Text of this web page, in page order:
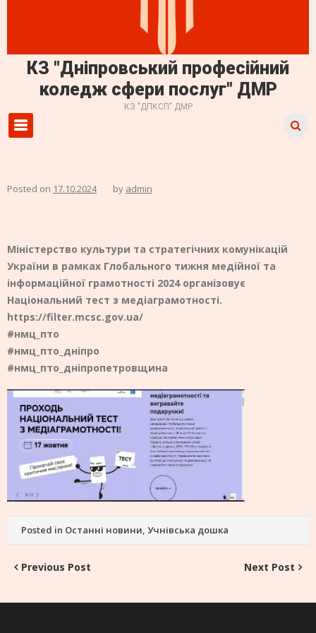
КЗ "Дніпровський професійний
коледж сфери послуг" ДМР
КЗ "ДПКСП" ДМР
Posted on 17.10.2024 by admin
Міністерство культури та стратегічних комунікацій
України в рамках Глобального тижня медійної та
інформаційної грамотності 2024 організовує
Національний тест з медіаграмотності.
https://filter.mcsc.gov.ua/
#нмц_пто
#нмц_пто_дніпро
#нмц_пто_дніпропетровщина
Posted in Останні новини, Учнівська дошка
Post
Previous Post Next Post